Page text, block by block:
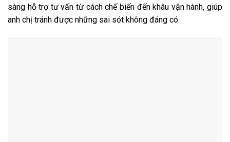
sàng hỗ trợ tư vấn từ cách chế biến đến khâu vận hành, giúp
anh chị tránh được những sai sót không đáng có.